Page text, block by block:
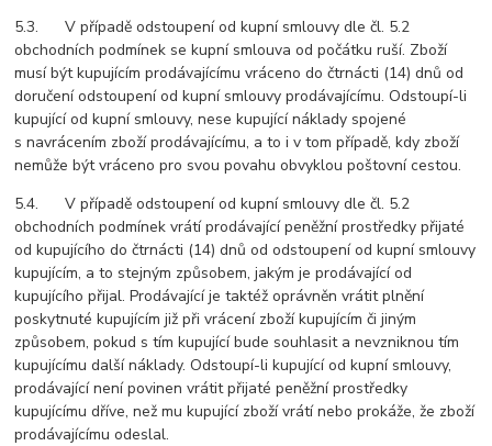
5.3. V případě odstoupení od kupní smlouvy dle čl. 5.2
obchodních podmínek se kupní smlouva od počátku ruší. Zboží
musí být kupujícím prodávajícímu vráceno do čtrnácti (14) dnů od
doručení odstoupení od kupní smlouvy prodávajícímu. Odstoupí-li
kupující od kupní smlouvy, nese kupující náklady spojené
s navrácením zboží prodávajícímu, a to i v tom případě, kdy zboží
nemůže být vráceno pro svou povahu obvyklou poštovní cestou.
5.4. V případě odstoupení od kupní smlouvy dle čl. 5.2
obchodních podmínek vrátí prodávající peněžní prostředky přijaté
od kupujícího do čtrnácti (14) dnů od odstoupení od kupní smlouvy
kupujícím, a to stejným způsobem, jakým je prodávající od
kupujícího přijal. Prodávající je taktéž oprávněn vrátit plnění
poskytnuté kupujícím již při vrácení zboží kupujícím či jiným
způsobem, pokud s tím kupující bude souhlasit a nevzniknou tím
kupujícímu další náklady. Odstoupí-li kupující od kupní smlouvy,
prodávající není povinen vrátit přijaté peněžní prostředky
kupujícímu dříve, než mu kupující zboží vrátí nebo prokáže, že zboží
prodávajícímu odeslal.